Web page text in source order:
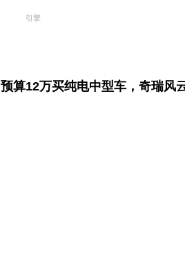
引擎
预算12万买纯电中型车，奇瑞风